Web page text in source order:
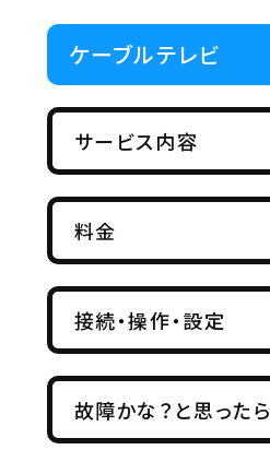
ケーブルテレビ
サービス内容
料金
接続・操作・設定
故障かな？と思ったら